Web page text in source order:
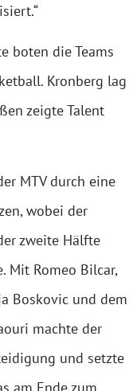
boten die Teams
Kronberg lag
zeigte Talent
MTV durch eine
wobei der
zweite Hälfte
Mit Romeo Bilcar,
Boskovic und dem
machte der
und setzte
am Ende zum